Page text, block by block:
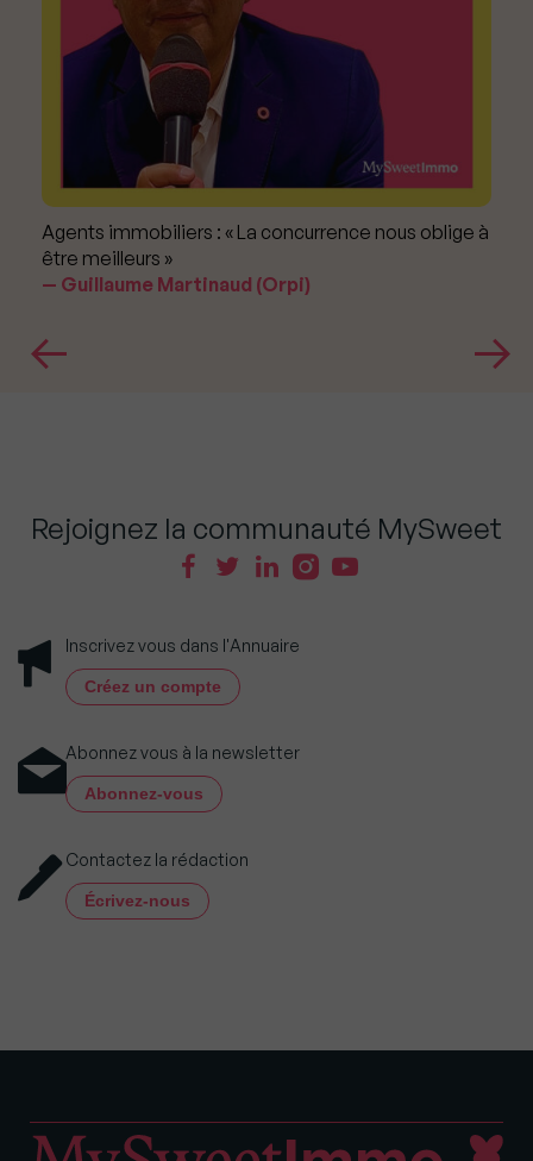
Agents immobiliers : « La concurrence nous oblige à
être meilleurs »
Guillaume Martinaud (Orpi)
Rejoignez la communauté MySweet
Inscrivez vous dans l'Annuaire
Créez un compte
Abonnez vous à la newsletter
Abonnez-vous
Contactez la rédaction
Écrivez-nous